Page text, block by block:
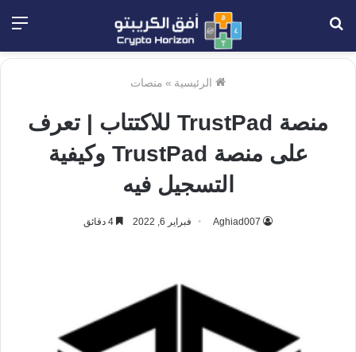
الرئيسية » منصات
منصة TrustPad للاكتتاب | تعرف
على منصة TrustPad وكيفية
التسجيل فيه
Aghiad007 فبراير 6, 2022